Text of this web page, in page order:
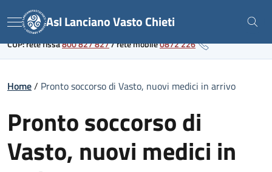
to
content
Link al portale sanitario regionale
Menu Asl Lanciano Vasto Chieti
CUP: rete fissa800 827 827/rete mobile0872 226
Home/ Pronto soccorso di Vasto, nuovi medici in arrivo
Pronto soccorso di
Vasto, nuovi medici in